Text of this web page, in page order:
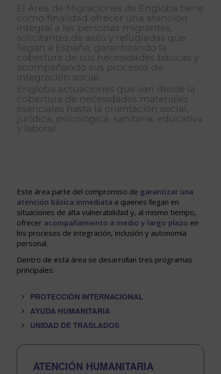
El Área de Migraciones de Engloba tiene
como finalidad ofrecer una atención
integral a las personas migrantes,
solicitantes de asilo y refugiadas que
llegan a España, garantizando la
cobertura de sus necesidades básicas y
acompañando sus procesos de
integración social.
Engloba actuaciones que van desde la
cobertura de necesidades materiales
esenciales hasta la orientación social,
jurídica, psicológica, sanitaria, educativa
y laboral.
Este área parte del compromiso de garantizar una
atención básica inmediata a quienes llegan en
situaciones de alta vulnerabilidad y, al mismo tiempo,
ofrecer acompañamiento a medio y largo plazo en
los procesos de integración, inclusión y autonomía
personal.
Dentro de esta área se desarrollan tres programas
principales:
PROTECCIÓN INTERNACIONAL
AYUDA HUMANITARIA
UNIDAD DE TRASLADOS
ATENCIÓN HUMANITARIA